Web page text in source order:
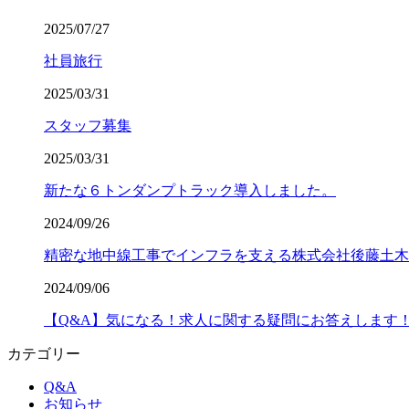
2025/07/27
社員旅行
2025/03/31
スタッフ募集
2025/03/31
新たな６トンダンプトラック導入しました。
2024/09/26
精密な地中線工事でインフラを支える株式会社後藤土木
2024/09/06
【Q&A】気になる！求人に関する疑問にお答えします！
カテゴリー
Q&A
お知らせ